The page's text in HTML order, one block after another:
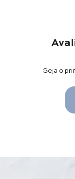
Seja o